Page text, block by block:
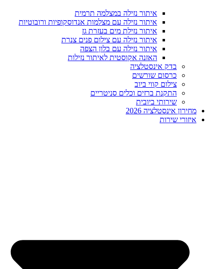
איתור נזילה במצלמה תרמית
איתור נזילה עם מצלמות אנדוסקופיות ורובוטיות
איתור נזילת מים בעזרת גז
איתור נזילה עם צילום פנים צנרת
איתור נזילה עם בלון הצפה
האזנה אקוסטית לאיתור נזילות
בדק אינסטלציה
כרסום שורשים
צילום קווי ביוב
התקנת ברזים וכלים סניטריים
שירותי ביובית
מחירון אינסטלציה 2026
איזורי שירות